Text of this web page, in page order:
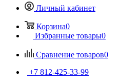
Личный кабинет
Корзина0
Избранные товары0
Сравнение товаров0
+7 812-425-33-99